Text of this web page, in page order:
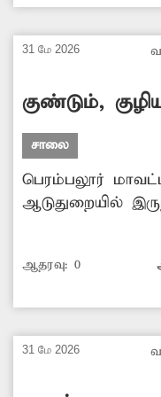
இதனால்
விபத்து ஏற்படும்
சம்பந்தப்பட்ட
எடுத்து
வேண்டும்.
31 மே 2026
குண்டும்,
சாலை
பெரம்பலூர்
ஆடுதுறையில்
போடப்பட்டு பல
தற்போது
ஜல்லிக்கற்கள்
சாலையில் மணல்
நிலைதடுமாறி
சம்பந்தப்பட்ட
ஆதரவு: 0
31 மே 2026